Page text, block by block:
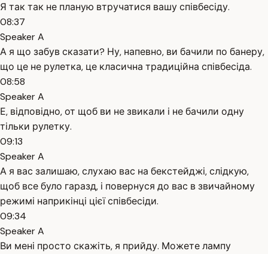
Я так так не планую втручатися вашу співбесіду.
08:37
Speaker A
А я що забув сказати? Ну, напевно, ви бачили по банеру,
що це не рулетка, це класична традиційна співбесіда.
08:58
Speaker A
Е, відповідно, от щоб ви не звикали і не бачили одну
тільки рулетку.
09:13
Speaker A
А я вас залишаю, слухаю вас на бекстейджі, слідкую,
щоб все було гаразд, і повернуся до вас в звичайному
режимі наприкінці цієї співбесіди.
09:34
Speaker A
Ви мені просто скажіть, я прийду. Можете лампу